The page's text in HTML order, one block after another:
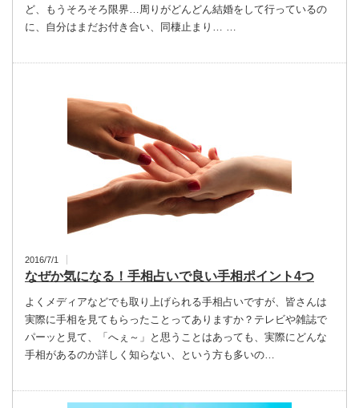
ど、もうそろそろ限界…周りがどんどん結婚をして行っているの
に、自分はまだお付き合い、同棲止まり… …
2016/7/1
なぜか気になる！手相占いで良い手相ポイント4つ
よくメディアなどでも取り上げられる手相占いですが、皆さんは
実際に手相を見てもらったことってありますか？テレビや雑誌で
パーッと見て、「へぇ～」と思うことはあっても、実際にどんな
手相があるのか詳しく知らない、という方も多いの…